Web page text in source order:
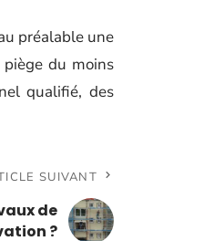
préalable une
du moins
qualifié, des
SUIVANT
de
?